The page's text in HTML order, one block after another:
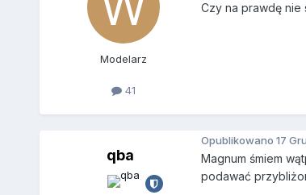
Modelarz
41
Czy na prawdę nie
qba
Opublikowano 17
Magnum śmiem
podawać